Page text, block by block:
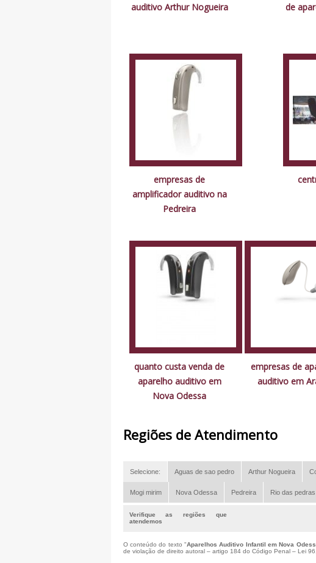
auditivo Arthur Nogueira
de
empresas de
amplificador auditivo na
Pedreira
quanto custa venda de
aparelho auditivo em
Nova Odessa
empresas de
auditivo em
Regiões de Atendimento
Selecione: Aguas de sao pedro Arthur Nogueira
Mogi mirim Nova Odessa Pedreira Rio das pedras
Verifique as regiões que
atendemos
O conteúdo do texto "Aparelhos Auditivo Infantil em Nova
de violação de direito autoral – artigo 184 do Código Penal – Lei